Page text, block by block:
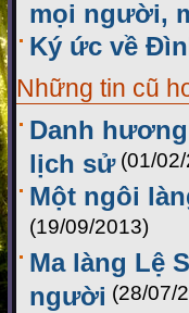
mọi người,
Ký ức về
Những tin cũ
Danh
lịch sử (01/
Một ngôi
(19/09/2013)
Ma làng Lệ
người (28/07/